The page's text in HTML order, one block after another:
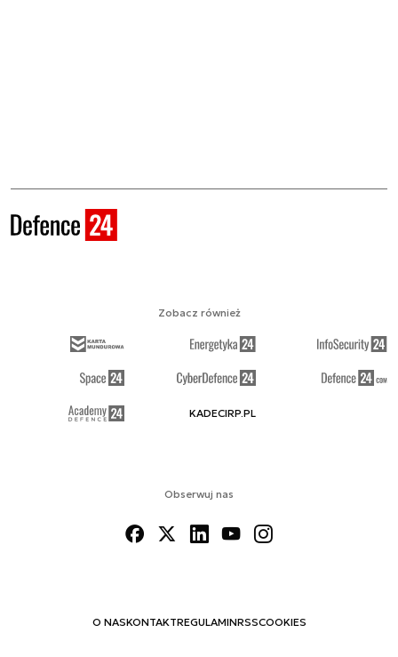
Obserwuj nas
O NASKONTAKTREGULAMINRSSCOOKIES
Zobacz również
KADECIRP.PL